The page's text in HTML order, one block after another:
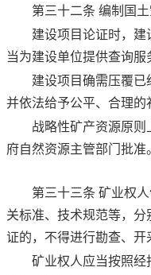
第三十二条 编制国
建设项目论证时，
当为建设单位提供查询服
建设项目确需压覆
并依法给予公平、合理的
战略性矿产资源原
府自然资源主管部门批准
第三十三条 矿业权
关标准、技术规范等，
证的，不得进行勘查、开
矿业权人应当按照经